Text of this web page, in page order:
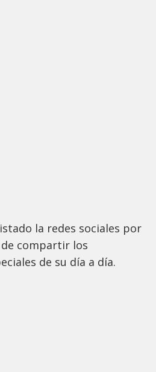
la redes sociales por
compartir los
de su día a día.